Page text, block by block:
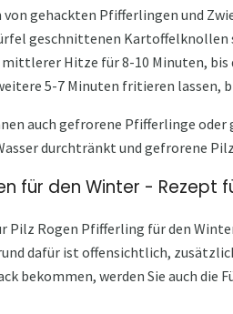
gehackten Pfifferlingen und
geschnittenen
Hitze für 8-10 Minuten, bis
5-7 Minuten fritieren lassen,
auch gefrorene Pfifferlinge
durchtränkt und gefrorene
für den Winter - Rezept
Pilz Rogen Pfifferling für den
dafür ist offensichtlich,
bekommen, werden Sie auch